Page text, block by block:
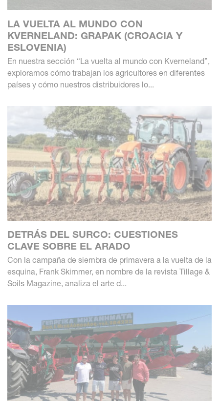
LA VUELTA AL MUNDO CON
KVERNELAND: GRAPAK (CROACIA Y
ESLOVENIA)
En nuestra sección “La vuelta al mundo con Kverneland”,
exploramos cómo trabajan los agricultores en diferentes
países y cómo nuestros distribuidores lo...
DETRÁS DEL SURCO: CUESTIONES
CLAVE SOBRE EL ARADO
Con la campaña de siembra de primavera a la vuelta de la
esquina, Frank Skimmer, en nombre de la revista Tillage &
Soils Magazine, analiza el arte d...